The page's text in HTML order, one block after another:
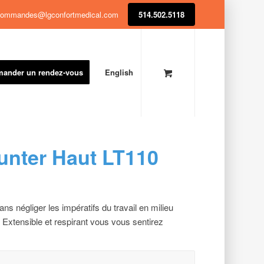
514.502.5118
un rendez-vous English
Haut LT110
négliger les impératifs du travail en milieu
et respirant vous vous sentirez